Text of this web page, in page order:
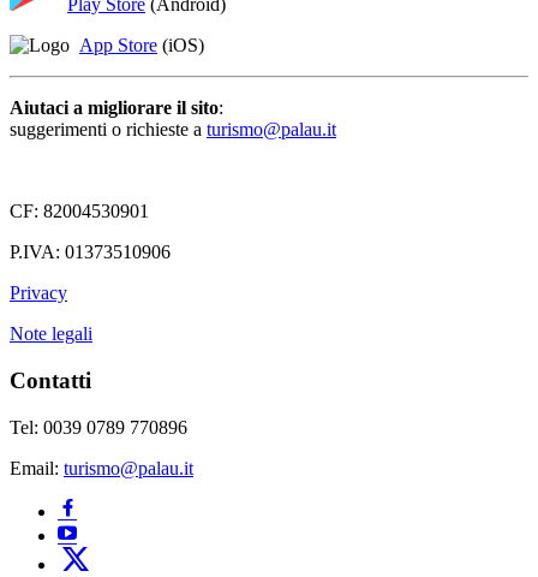
Play Store (Android)
App Store (iOS)
Aiutaci a migliorare il sito:
suggerimenti o richieste a turismo@palau.it
CF: 82004530901
P.IVA: 01373510906
Privacy
Note legali
Contatti
Tel: 0039 0789 770896
Email: turismo@palau.it